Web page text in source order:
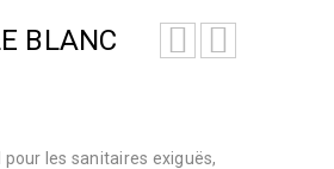
BLANC
les sanitaires exiguës,